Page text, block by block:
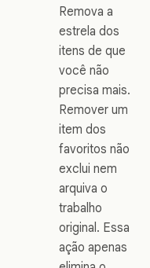
Remova a
estrela dos
itens de que
você não
precisa mais.
Remover um
item dos
favoritos não
exclui nem
arquiva o
trabalho
original. Essa
ação apenas